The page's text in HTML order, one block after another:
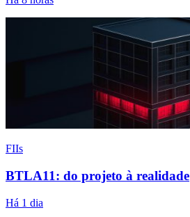
FIIs
BTLA11: do projeto à realidade
Há 1 dia